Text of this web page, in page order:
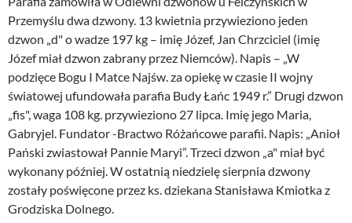
Przemyślu dwa dzwony. 13 kwietnia przywieziono jeden
dzwon „d" o wadze 197 kg – imię Józef, Jan Chrzciciel (imię
Józef miał dzwon zabrany przez Niemców). Napis – „W
podzięce Bogu I Matce Najśw. za opiekę w czasie II wojny
światowej ufundowała parafia Budy Łańc 1949 r.” Drugi dzwon
„fis", waga 108 kg. przywieziono 27 lipca. Imię jego Maria,
Gabryjel. Fundator -Bractwo Różańcowe parafii. Napis: „Anioł
Pański zwiastował Pannie Maryi”. Trzeci dzwon „a" miał być
wykonany później. W ostatnią niedzielę sierpnia dzwony
zostały poświęcone przez ks. dziekana Stanisława Kmiotka z
Grodziska Dolnego.